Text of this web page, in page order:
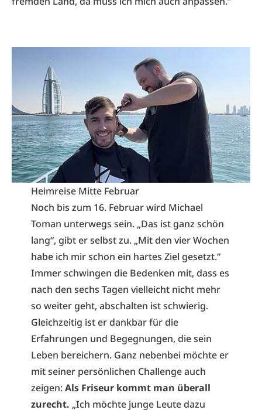
Heimreise Mitte Februar
Noch bis zum 16. Februar wird Michael
Toman unterwegs sein. „Das ist ganz schön
lang“, gibt er selbst zu. „Mit den vier Wochen
habe ich mir schon ein hartes Ziel gesetzt.“
Immer schwingen die Bedenken mit, dass es
nach den sechs Tagen vielleicht nicht mehr
so weiter geht, abschalten ist schwierig.
Gleichzeitig ist er dankbar für die
Erfahrungen und Begegnungen, die sein
Leben bereichern. Ganz nebenbei möchte er
mit seiner persönlichen Challenge auch
zeigen:Als Friseur kommt man überall
zurecht. „Ich möchte junge Leute dazu